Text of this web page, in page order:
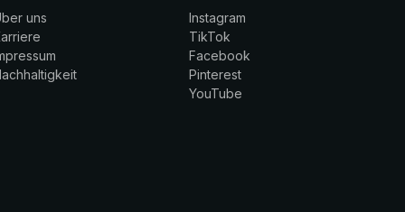
uns
Instagram
TikTok
Facebook
Pinterest
YouTube